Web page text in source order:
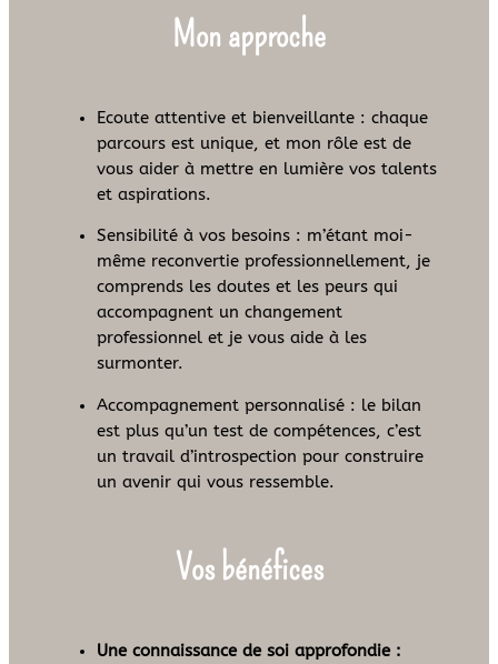
Mon approche
Ecoute attentive et bienveillante : chaque
parcours est unique, et mon rôle est de
vous aider à mettre en lumière vos talents
et aspirations.
Sensibilité à vos besoins : m’étant moi-
même reconvertie professionnellement, je
comprends les doutes et les peurs qui
accompagnent un changement
professionnel et je vous aide à les
surmonter.
Accompagnement personnalisé : le bilan
est plus qu’un test de compétences, c’est
un travail d’introspection pour construire
un avenir qui vous ressemble.
Vos bénéfices
Une connaissance de soi approfondie :